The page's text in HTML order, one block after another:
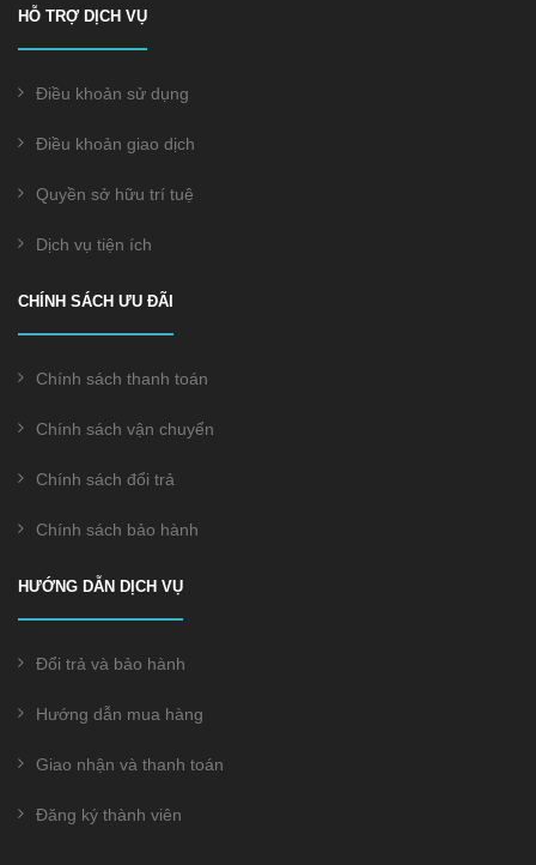
HỖ TRỢ DỊCH VỤ
Điều khoản sử dụng
Điều khoản giao dịch
Quyền sở hữu trí tuệ
Dịch vụ tiện ích
CHÍNH SÁCH ƯU ĐÃI
Chính sách thanh toán
Chính sách vận chuyển
Chính sách đổi trả
Chính sách bảo hành
HƯỚNG DẪN DỊCH VỤ
Đổi trả và bảo hành
Hướng dẫn mua hàng
Giao nhận và thanh toán
Đăng ký thành viên